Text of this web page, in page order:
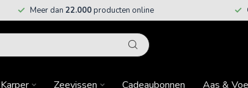
Meer dan 22.000producten online
Karper Zeevissen Cadeaubonnen Aas &